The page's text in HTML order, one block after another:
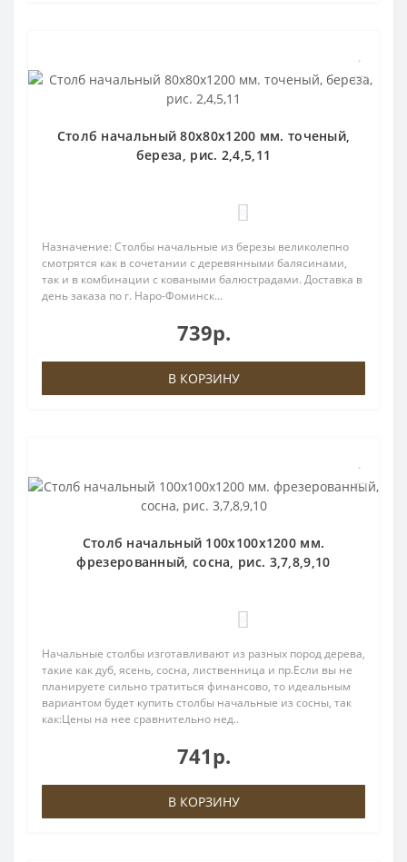
Столб начальный 80х80х1200 мм. точеный,
береза, рис. 2,4,5,11
Назначение: Столбы начальные из березы великолепно
смотрятся как в сочетании с деревянными балясинами,
так и в комбинации с коваными балюстрадами. Доставка в
день заказа по г. Наро-Фоминск...
739р.
В КОРЗИНУ
Столб начальный 100х100х1200 мм.
фрезерованный, сосна, рис. 3,7,8,9,10
Начальные столбы изготавливают из разных пород дерева,
такие как дуб, ясень, сосна, лиственница и пр.Если вы не
планируете сильно тратиться финансово, то идеальным
вариантом будет купить столбы начальные из сосны, так
как:Цены на нее сравнительно нед..
741р.
В КОРЗИНУ